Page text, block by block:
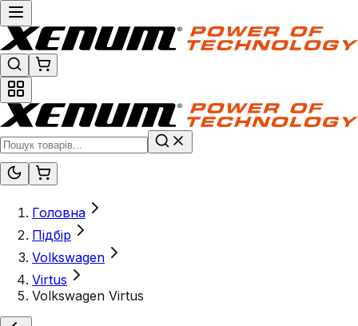
Головна
Підбір
Volkswagen
Virtus
Volkswagen Virtus